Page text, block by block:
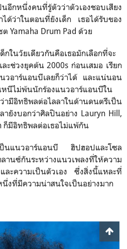
หนึ่งคนที่รู้ตัวว่าตัวเองชอบเสียง
ด้ว่าในตอนที่ยังเด็ก เธอได้รับของ
Yamaha Drum Pad ด้วย
กในวัยเดียวกันคือเธอมักเลือกที่จะ
ะช่วงยุคต้น 2000s ก่อนเสมอ เรียก
นวอาร์แอนบีเลยก็ว่าได้ และแน่นอน
นีไม่พ้นนักร้องแนวอาร์แอนบีใน
ามีอิทธิพลต่อไลลาในด้านดนตรีเป็น
ายังบอกว่าศิลปินอย่าง Lauryn Hill,
ก็มีอิทธิพลต่อเธอไม่แพ้กัน
ป็นแนวอาร์แอนบี ฮิปฮอปและโซล
านซ์กันระหว่างแนวเพลงที่ให้ความ
ะความเป็นตัวเอง ซึ่งสิ่งนี้แหละที่
งที่มีความน่าสนใจเป็นอย่างมาก